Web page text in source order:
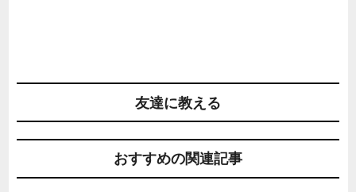
友達に教える
おすすめの関連記事